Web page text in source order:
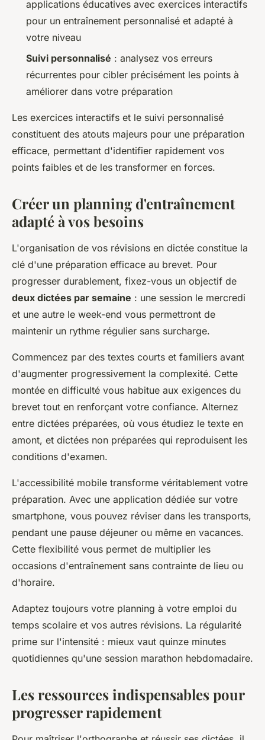
applications éducatives avec exercices interactifs
pour un entraînement personnalisé et adapté à
votre niveau
Suivi personnalisé : analysez vos erreurs
récurrentes pour cibler précisément les points à
améliorer dans votre préparation
Les exercices interactifs et le suivi personnalisé
constituent des atouts majeurs pour une préparation
efficace, permettant d'identifier rapidement vos
points faibles et de les transformer en forces.
Créer un planning d'entraînement
adapté à vos besoins
L'organisation de vos révisions en dictée constitue la
clé d'une préparation efficace au brevet. Pour
progresser durablement, fixez-vous un objectif de
deux dictées par semaine : une session le mercredi
et une autre le week-end vous permettront de
maintenir un rythme régulier sans surcharge.
Commencez par des textes courts et familiers avant
d'augmenter progressivement la complexité. Cette
montée en difficulté vous habitue aux exigences du
brevet tout en renforçant votre confiance. Alternez
entre dictées préparées, où vous étudiez le texte en
amont, et dictées non préparées qui reproduisent les
conditions d'examen.
L'accessibilité mobile transforme véritablement votre
préparation. Avec une application dédiée sur votre
smartphone, vous pouvez réviser dans les transports,
pendant une pause déjeuner ou même en vacances.
Cette flexibilité vous permet de multiplier les
occasions d'entraînement sans contrainte de lieu ou
d'horaire.
Adaptez toujours votre planning à votre emploi du
temps scolaire et vos autres révisions. La régularité
prime sur l'intensité : mieux vaut quinze minutes
quotidiennes qu'une session marathon hebdomadaire.
Les ressources indispensables pour
progresser rapidement